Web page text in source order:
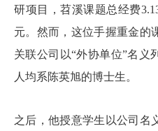
研项目，苕溪课题总经费
元。然而，这位手握重金的
关联公司以“外协单位”名义
人均系陈英旭的博士生。
之后，他授意学生以公司名